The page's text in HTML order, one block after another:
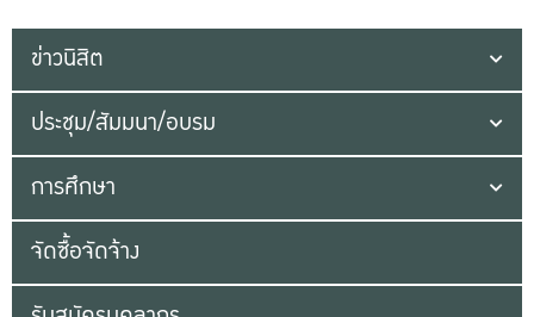
ข่าวนิสิต
ประชุม/สัมมนา/อบรม
การศึกษา
จัดซื้อจัดจ้าง